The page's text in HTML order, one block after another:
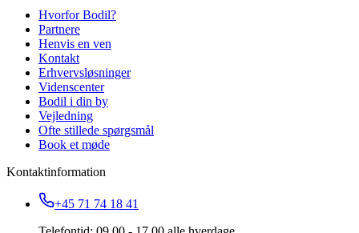
Hvorfor Bodil?
Partnere
Henvis en ven
Kontakt
Erhvervsløsninger
Videnscenter
Bodil i din by
Vejledning
Ofte stillede spørgsmål
Book et møde
Kontaktinformation
+45 71 74 18 41